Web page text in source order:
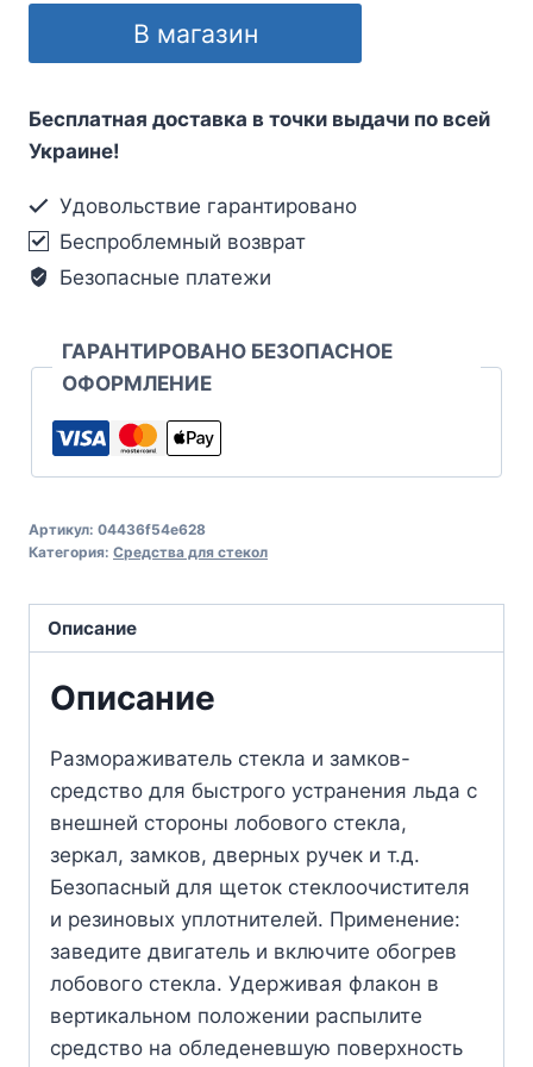
В магазин
Бесплатная доставка в точки выдачи по всей
Украине!
Удовольствие гарантировано
Беспроблемный возврат
Безопасные платежи
ГАРАНТИРОВАНО БЕЗОПАСНОЕ
ОФОРМЛЕНИЕ
Артикул: 04436f54e628
Категория: Средства для стекол
Описание
Описание
Размораживатель стекла и замков-
средство для быстрого устранения льда с
внешней стороны лобового стекла,
зеркал, замков, дверных ручек и т.д.
Безопасный для щеток стеклоочистителя
и резиновых уплотнителей. Применение:
заведите двигатель и включите обогрев
лобового стекла. Удерживая флакон в
вертикальном положении распылите
средство на обледеневшую поверхность